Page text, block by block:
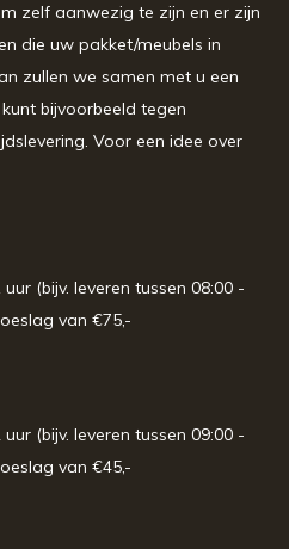
zelf aanwezig te zijn en er zijn
die uw pakket/meubels in
zullen we samen met u een
bijvoorbeeld tegen
Voor een idee over
(bijv. leveren tussen 08:00 -
van €75,-
(bijv. leveren tussen 09:00 -
van €45,-